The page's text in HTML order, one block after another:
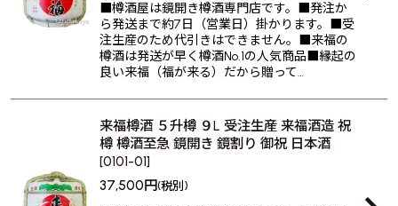
■樽酒屋は鏡開き樽酒専門店です。■発注か
ら発送まで約7日（営業日）掛かります。■受
注生産のため代引きはできません。■来福の
樽酒は発送が早く樽酒No.1の人気商品■縁起の
良い来福（福が来る）だから贈って…
来福樽酒 ５升樽 ９L 受注生産 来福酒造 祝
樽 樽酒至急 鏡開き 鏡割り 御祝 日本酒
[0101-01]
37,500円(税別)